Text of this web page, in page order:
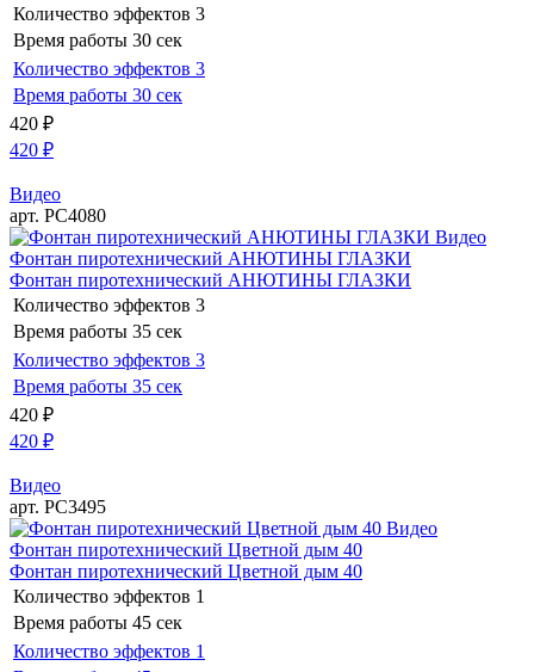
Количество эффектов 3
Время работы 30 сек
Количество эффектов 3
Время работы 30 сек
420 ₽
420 ₽
Видео
арт. РС4080
Видео
Фонтан пиротехнический АНЮТИНЫ ГЛАЗКИ
Фонтан пиротехнический АНЮТИНЫ ГЛАЗКИ
Количество эффектов 3
Время работы 35 сек
Количество эффектов 3
Время работы 35 сек
420 ₽
420 ₽
Видео
арт. РС3495
Видео
Фонтан пиротехнический Цветной дым 40
Фонтан пиротехнический Цветной дым 40
Количество эффектов 1
Время работы 45 сек
Количество эффектов 1